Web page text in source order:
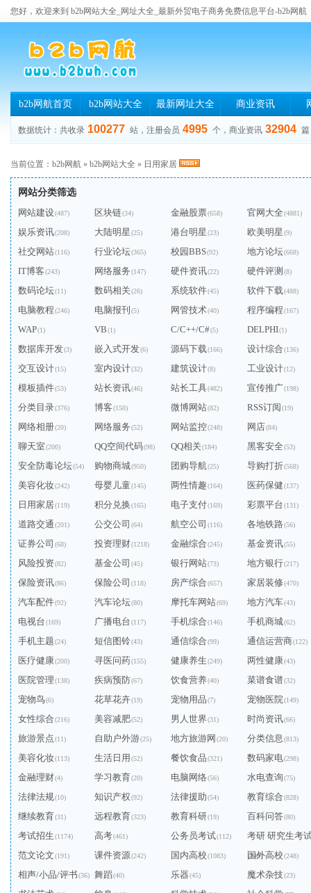
您好，欢迎来到 b2b网站大全_网址大全_最新外贸电子商务免费信息平台-b2b网航
b2b网航首页 b2b网站大全 最新网址大全 商业资讯
数据统计：共收录 100277 站，注册会员 4995 个，商业资讯 32904 篇
当前位置： b2b网航 » b2b网站大全 » 日用家居
网站分类筛选
网站建设(487) 区块链(34) 金融股票(658) 官网大全(4881)
娱乐资讯(208) 大陆明星(25) 港台明星(23) 欧美明星(9)
社交网站(116) 行业论坛(365) 校园BBS(92) 地方论坛(668)
IT博客(243) 网络服务(147) 硬件资讯(22) 硬件评测 (8)
数码论坛(11) 数码相关(26) 系统软件(45) 软件下载(488)
电脑教程(246) 电脑报刊 (5) 网管技术(40) 程序编程(167)
WAP(1) VB(1) C/C++/C#(5) DELPHI(1)
数据库开发(3) 嵌入式开发(6) 源码下载(166) 设计综合(136)
交互设计(15) 室内设计(32) 建筑设计(8) 工业设计(12)
模板插件(53) 站长资讯(46) 站长工具(482) 宣传推广(198)
分类目录(376) 博客(150) 微博网站(82) RSS订阅(19)
网络相册(20) 网络服务(52) 网站监控(248) 网店(84)
聊天室(200) QQ空间代码(98) QQ相关(184) 黑客安全(53)
安全防毒论坛(54) 购物商城(950) 团购导航(25) 导购打折(568)
美容化妆(242) 母婴儿童(145) 两性情趣(164) 医药保健(137)
日用家居(119) 积分兑换(165) 电子支付(169) 彩票平台(131)
道路交通(201) 公交公司 (64) 航空公司 (116) 各地铁路(56)
证券公司 (68) 投资理财(1218) 金融综合(245) 基金资讯(55)
风险投资(82) 基金公司 (45) 银行网站(73) 地方银行(217)
保险资讯(86) 保险公司 (118) 房产综合(657) 家居装修(470)
汽车配件(92) 汽车论坛(80) 摩托车网站(69) 地方汽车(43)
电视台(169) 广播电台(117) 手机综合(146) 手机商城(62)
手机主题(24) 短信图铃(43) 通信综合(99) 通信运营商(122)
医疗健康(200) 寻医问药(155) 健康养生(249) 两性健康(43)
医院管理(138) 疾病预防(67) 饮食营养(40) 菜谱食谱(32)
宠物鸟(6) 花草花卉(19) 宠物用品(7) 宠物医院(149)
女性综合(216) 美容减肥(52) 男人世界(31) 时尚资讯(66)
旅游景点(11) 自助户外游(25) 地方旅游网 (20) 分类信息(813)
美容化妆(113) 生活日用 (52) 餐饮食品(321) 数码家电(298)
金融理财(4) 学习教育(20) 电脑网络(56) 水电查询(75)
法律法规(10) 知识产权(92) 法律援助(54) 教育综合(828)
继续教育(31) 远程教育(323) 教育科研(19) 百科问答(80)
考试招生(1174) 高考(461) 公务员考试(112) 考研 研究生考
(240)
范文论文(191) 课件资源(242) 国内高校(1083) 国外高校(248)
相声/小品/评书(36) 舞蹈(40) 乐器(45) 魔术杂技(23)